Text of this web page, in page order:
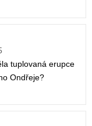
tuplovaná erupce
Ondřeje?